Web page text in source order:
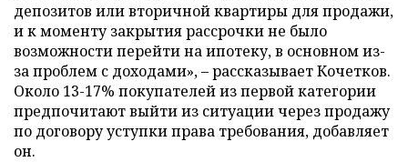
депозитов или вторичной квартиры для продажи,
и к моменту закрытия рассрочки не было
возможности перейти на ипотеку, в основном из-
за проблем с доходами», – рассказывает Кочетков.
Около 13-17% покупателей из первой категории
предпочитают выйти из ситуации через продажу
по договору уступки права требования, добавляет
он.